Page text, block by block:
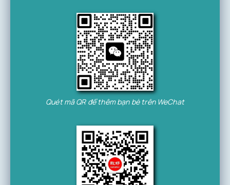
Quét mã QR để thêm bạn bè trên WeChat